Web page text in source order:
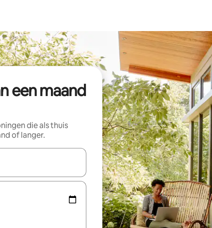
een maand
die als thuis
of langer.
zijn, maak je een keuze met je de pijltjestoetsen